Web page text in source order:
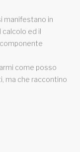
manifestano in
ed il
come posso
ma che raccontino